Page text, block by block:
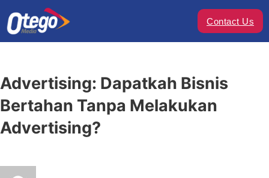
Contact Us
Advertising: Dapatkah Bisnis
Bertahan Tanpa Melakukan
Advertising?